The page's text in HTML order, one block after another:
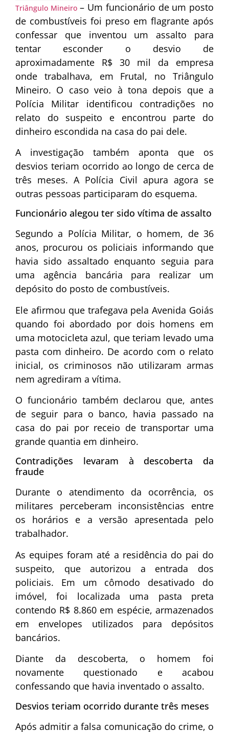
Triângulo Mineiro– Um funcionário de um posto
de combustíveis foi preso em flagrante após
confessar que inventou um assalto para
tentar esconder o desvio de
aproximadamente R$ 30 mil da empresa
onde trabalhava, em Frutal, no Triângulo
Mineiro. O caso veio à tona depois que a
Polícia Militar identificou contradições no
relato do suspeito e encontrou parte do
dinheiro escondida na casa do pai dele.
A investigação também aponta que os
desvios teriam ocorrido ao longo de cerca de
três meses. A Polícia Civil apura agora se
outras pessoas participaram do esquema.
Funcionário alegou ter sido vítima de assalto
Segundo a Polícia Militar, o homem, de 36
anos, procurou os policiais informando que
havia sido assaltado enquanto seguia para
uma agência bancária para realizar um
depósito do posto de combustíveis.
Ele afirmou que trafegava pela Avenida Goiás
quando foi abordado por dois homens em
uma motocicleta azul, que teriam levado uma
pasta com dinheiro. De acordo com o relato
inicial, os criminosos não utilizaram armas
nem agrediram a vítima.
O funcionário também declarou que, antes
de seguir para o banco, havia passado na
casa do pai por receio de transportar uma
grande quantia em dinheiro.
Contradições levaram à descoberta da
fraude
Durante o atendimento da ocorrência, os
militares perceberam inconsistências entre
os horários e a versão apresentada pelo
trabalhador.
As equipes foram até a residência do pai do
suspeito, que autorizou a entrada dos
policiais. Em um cômodo desativado do
imóvel, foi localizada uma pasta preta
contendo R$ 8.860 em espécie, armazenados
em envelopes utilizados para depósitos
bancários.
Diante da descoberta, o homem foi
novamente questionado e acabou
confessando que havia inventado o assalto.
Desvios teriam ocorrido durante três meses
Após admitir a falsa comunicação do crime, o